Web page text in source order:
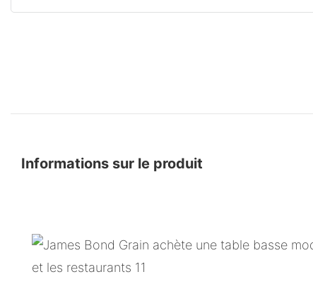
Informations sur le produit